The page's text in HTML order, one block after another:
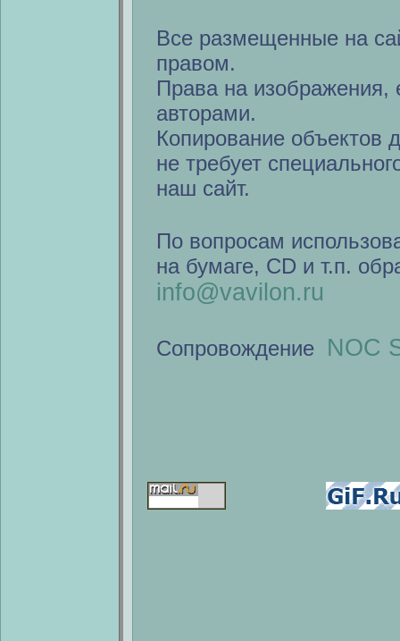
Все размещенные на
правом.
Права на изображения,
авторами.
Копирование объектов
не требует
наш сайт.
По вопросам
на бумаге, CD и т.п.
info@vavilon.ru
Сопровождение NOC